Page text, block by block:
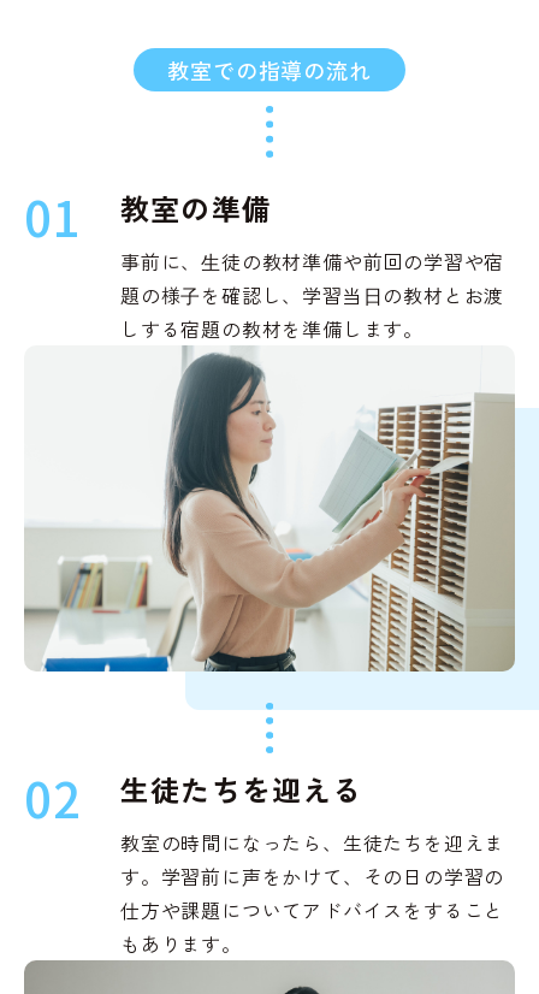
教室での指導の流れ
01 教室の準備
事前に、⽣徒の教材準備や前回の学習や宿
題の様⼦を確認し、学習当⽇の教材とお渡
しする宿題の教材を準備します。
02 生徒たちを迎える
教室の時間になったら、生徒たちを迎えま
す。学習前に声をかけて、その日の学習の
仕方や課題についてアドバイスをすること
もあります。